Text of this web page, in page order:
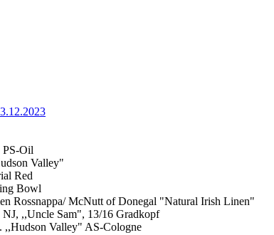
PS-Oil
Valley"
Red
Bowl
Rossnappa/ McNutt of Donegal "Natural Irish Linen"
,,Uncle Sam", 13/16 Gradkopf
,,Hudson Valley" AS-Cologne